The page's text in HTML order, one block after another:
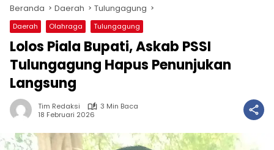
Beranda Daerah Tulungagung
Daerah Olahraga Tulungagung
Lolos Piala Bupati, Askab PSSI
Tulungagung Hapus Penunjukan
Langsung
Tim Redaksi
3 Min Baca
18 Februari 2026